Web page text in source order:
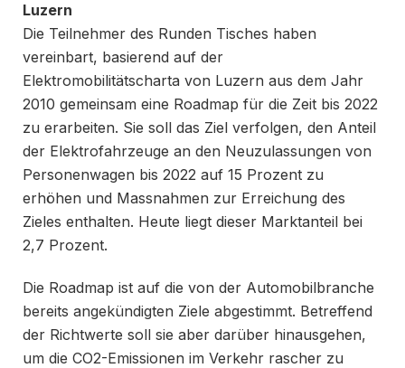
Luzern
Die Teilnehmer des Runden Tisches haben
vereinbart, basierend auf der
Elektromobilitätscharta von Luzern aus dem Jahr
2010 gemeinsam eine Roadmap für die Zeit bis 2022
zu erarbeiten. Sie soll das Ziel verfolgen, den Anteil
der Elektrofahrzeuge an den Neuzulassungen von
Personenwagen bis 2022 auf 15 Prozent zu
erhöhen und Massnahmen zur Erreichung des
Zieles enthalten. Heute liegt dieser Marktanteil bei
2,7 Prozent.
Die Roadmap ist auf die von der Automobilbranche
bereits angekündigten Ziele abgestimmt. Betreffend
der Richtwerte soll sie aber darüber hinausgehen,
um die CO2-Emissionen im Verkehr rascher zu